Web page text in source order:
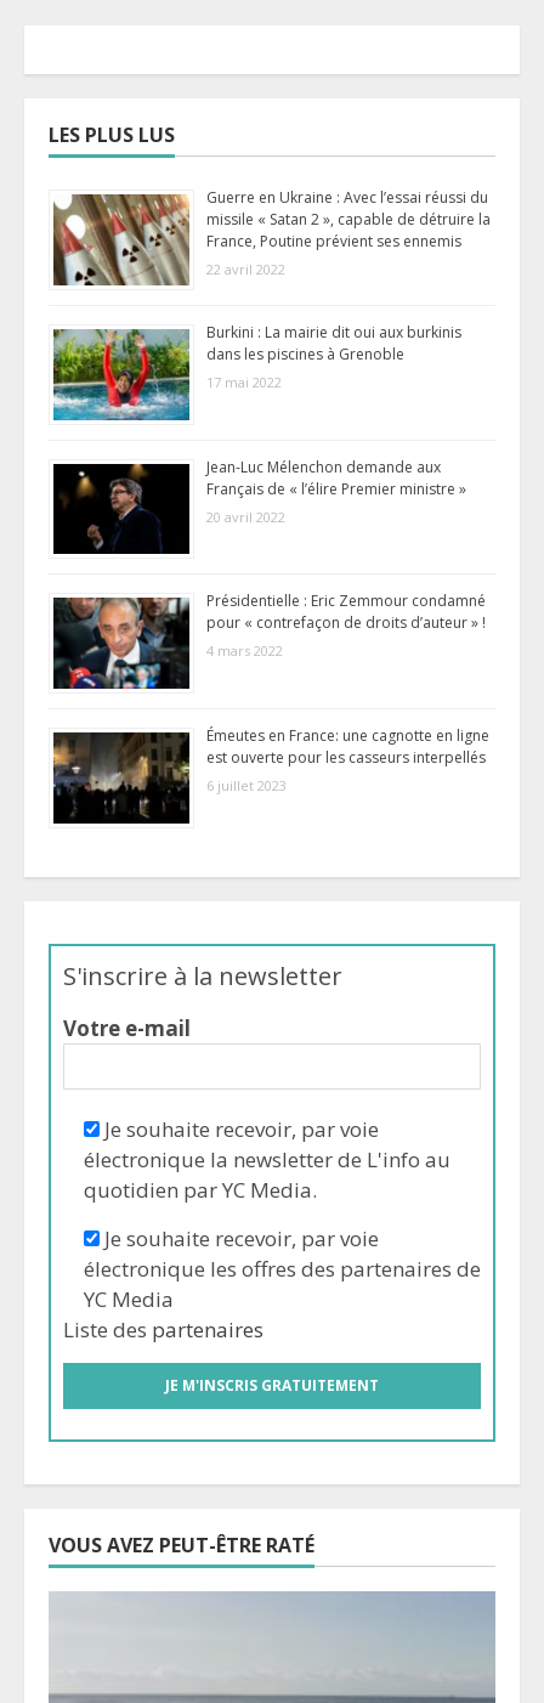
LES PLUS LUS
Guerre en Ukraine : Avec l’essai réussi du
missile « Satan 2 », capable de détruire la
France, Poutine prévient ses ennemis
22 avril 2022
Burkini : La mairie dit oui aux burkinis
dans les piscines à Grenoble
17 mai 2022
Jean-Luc Mélenchon demande aux
Français de « l’élire Premier ministre »
20 avril 2022
Présidentielle : Eric Zemmour condamné
pour « contrefaçon de droits d’auteur » !
4 mars 2022
Émeutes en France: une cagnotte en ligne
est ouverte pour les casseurs interpellés
6 juillet 2023
S'inscrire à la newsletter
Votre e-mail
Je souhaite recevoir, par voie
électronique la newsletter de L'info au
quotidien par YC Media.
Je souhaite recevoir, par voie
électronique les offres des partenaires de
YC Media
Liste des partenaires
VOUS AVEZ PEUT-ÊTRE RATÉ